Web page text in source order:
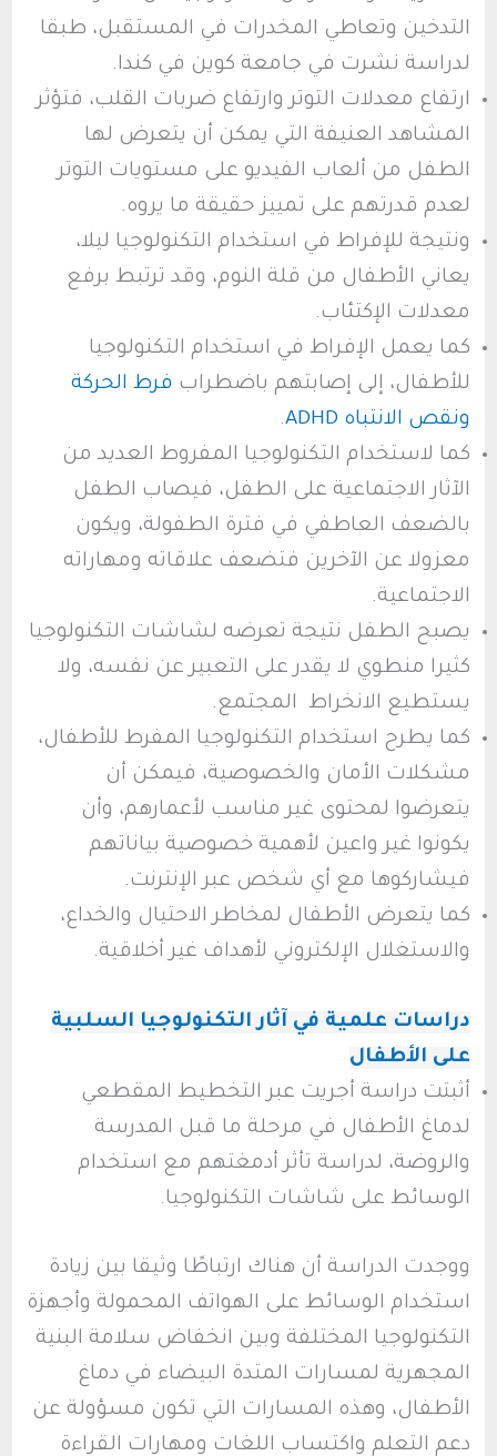
التدخين وتعاطي المخدرات في المستقبل، طبقا
لدراسة نشرت في جامعة كوين في كندا.
ارتفاع معدلات التوتر وارتفاع ضربات القلب، فتؤثر
المشاهد العنيفة التي يمكن أن يتعرض لها
الطفل من ألعاب الفيديو على مستويات التوتر
لعدم قدرتهم على تمييز حقيقة ما يروه.
ونتيجة للإفراط في استخدام التكنولوجيا ليلا،
يعاني الأطفال من قلة النوم، وقد ترتبط برفع
معدلات الإكتئاب.
كما يعمل الإفراط في استخدام التكنولوجيا
للأطفال، إلى إصابتهم باضطراب فرط الحركة
ونقص الانتباه ADHD
.
كما لاستخدام التكنولوجيا المفروط العديد من
الآثار الاجتماعية على الطفل، فيصاب الطفل
بالضعف العاطفي في فترة الطفولة، ويكون
معزولا عن الآخرين فتضعف علاقاته ومهاراته
الاجتماعية.
يصبح الطفل نتيجة تعرضه لشاشات التكنولوجيا
كثيرا منطوي لا يقدر على التعبير عن نفسه، ولا
يستطيع الانخراط المجتمع.
كما يطرح استخدام التكنولوجيا المفرط للأطفال،
مشكلات الأمان والخصوصية، فيمكن أن
يتعرضوا لمحتوى غير مناسب لأعمارهم، وأن
يكونوا غير واعين لأهمية خصوصية بياناتهم
فيشاركوها مع أي شخص عبر الإنترنت.
كما يتعرض الأطفال لمخاطر الاحتيال والخداع،
والاستغلال الإلكتروني لأهداف غير أخلاقية.
دراسات علمية في آثار التكنولوجيا السلبية
على الأطفال
أثبتت دراسة أجريت عبر التخطيط المقطعي
لدماغ الأطفال في مرحلة ما قبل المدرسة
والروضة، لدراسة تأثر أدمغتهم مع استخدام
الوسائط على شاشات التكنولوجيا.
ووجدت الدراسة أن هناك ارتباطًا وثيقا بين زيادة
استخدام الوسائط على الهواتف المحمولة وأجهزة
التكنولوجيا المختلفة وبين انخفاض سلامة البنية
المجهرية لمسارات المتدة البيضاء في دماغ
الأطفال، وهذه المسارات التي تكون مسؤولة عن
دعم التعلم واكتساب اللغات ومهارات القراءة